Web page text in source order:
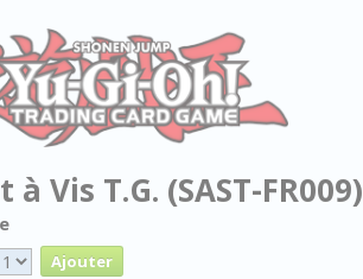
à Vis T.G. (SAST-FR009)